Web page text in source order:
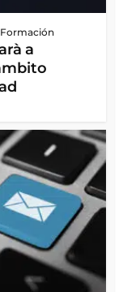
Formación
a